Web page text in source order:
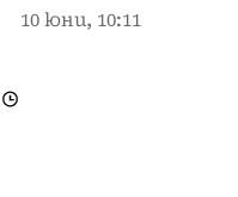
10 юни, 10:11